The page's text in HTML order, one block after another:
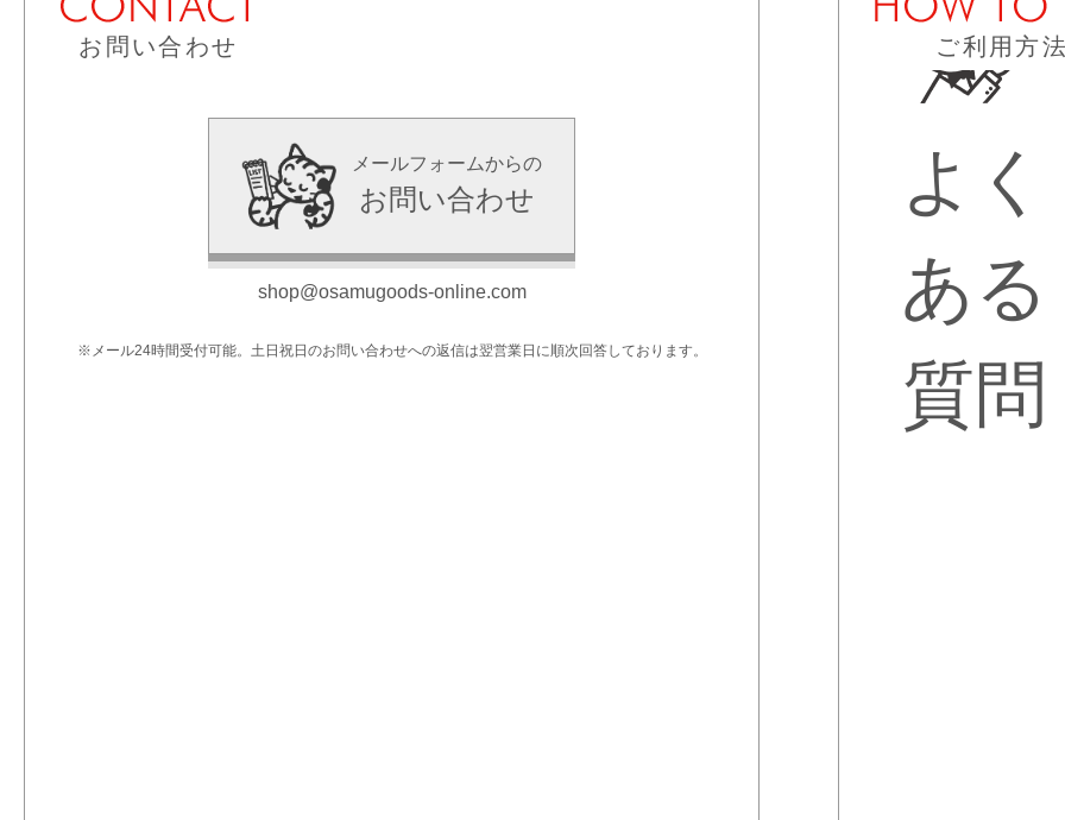
お問い合わせ
メールフォームからの
お問い合わせ
shop@osamugoods-online.com
※メール24時間受付可能。土日祝日のお問い合わせへの返信は翌営業日に順次回答しております。
ご利用方
よく
ある
質問